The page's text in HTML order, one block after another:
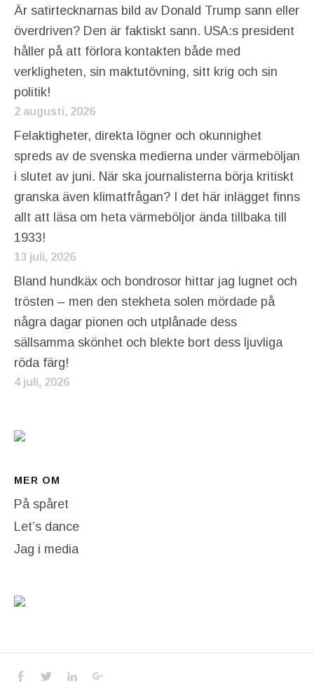
Är satirtecknarnas bild av Donald Trump sann eller
överdriven? Den är faktiskt sann. USA:s president
håller på att förlora kontakten både med
verkligheten, sin maktutövning, sitt krig och sin
politik!
2 augusti, 2026
Felaktigheter, direkta lögner och okunnighet
spreds av de svenska medierna under värmeböljan
i slutet av juni. När ska journalisterna börja kritiskt
granska även klimatfrågan? I det här inlägget finns
allt att läsa om heta värmeböljor ända tillbaka till
1933!
13 juli, 2026
Bland hundkäx och bondrosor hittar jag lugnet och
trösten – men den stekheta solen mördade på
några dagar pionen och utplånade dess
sällsamma skönhet och blekte bort dess ljuvliga
röda färg!
4 juli, 2026
MER OM
På spåret
Let’s dance
Jag i media
Social Media Profiles
Facebook
TwitterLinkedIn